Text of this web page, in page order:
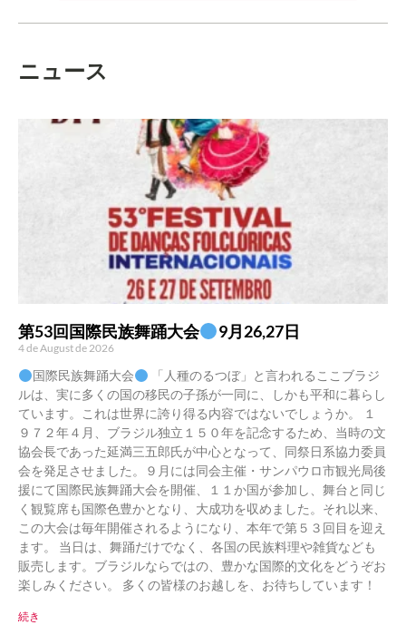
ニュース
第53回国際民族舞踊大会 9月26,27日
4 de August de 2026
国際民族舞踊大会
「人種のるつぼ」と言われるここブラジ
ルは、実に多くの国の移民の子孫が一同に、しかも平和に暮らし
ています。これは世界に誇り得る内容ではないでしょうか。 １
９７２年４月、ブラジル独立１５０年を記念するため、当時の文
協会長であった延満三五郎氏が中心となって、同祭日系協力委員
会を発足させました。９月には同会主催・サンパウロ市観光局後
援にて国際民族舞踊大会を開催、１１か国が参加し、舞台と同じ
く観覧席も国際色豊かとなり、大成功を収めました。それ以来、
この大会は毎年開催されるようになり、本年で第５３回目を迎え
ます。 当日は、舞踊だけでなく、各国の民族料理や雑貨なども
販売します。ブラジルならではの、豊かな国際的文化をどうぞお
楽しみください。 多くの皆様のお越しを、お待ちしています！
続き